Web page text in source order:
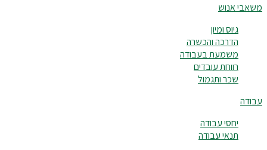
משאבי אנוש
גיוס ומיון
הדרכה והכשרה
משמעת בעבודה
רווחת עובדים
שכר ותגמול
עבודה
יחסי עבודה
תנאי עבודה